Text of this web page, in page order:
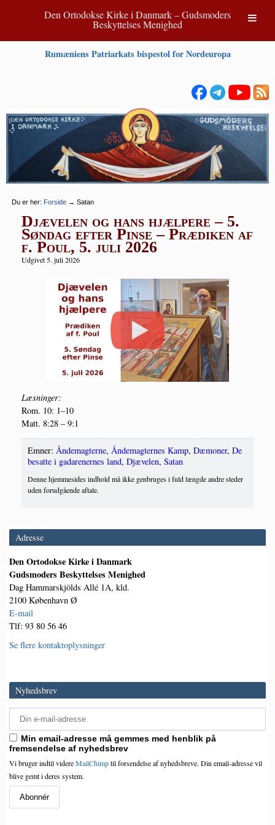
Den Ortodokse Kirke i Danmark – Gudsmoders
Beskyttelses Menighed
Rumæniens Patriarkats bispestol for Nordeuropa
Du er her: Forside → Satan
Djævelen og hans hjælpere – 5.
Søndag efter Pinse – Prædiken af
f. Poul, 5. juli 2026
Udgivet 5. juli 2026
Læs­nin­ger:
Rom. 10: 1–10
Matt. 8:28 – 9:1
Emner: Åndemagterne, Åndemagternes Kamp, Dæmoner, De
besatte i gadarenernes land, Djævelen, Satan
Denne hjemmesides indhold må ikke genbruges i fuld længde andre steder
uden forudgående aftale.
Adresse
Den Ortodokse Kirke i Danmark
Gudsmoders Beskyttelses Menighed
Dag Hammarskjölds Allé 1A, kld.
2100 København Ø
E-mail
Tlf: 93 80 56 46
Se flere kontaktoplysninger
Nyhedsbrev
Min email-adresse må gemmes med henblik på
fremsendelse af nyhedsbrev
Vi bruger indtil videreMailChimptil forsendelse af nyhedsbreve. Din email-adresse vil
blive gemt i deres system.